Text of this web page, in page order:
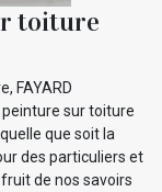
toiture
FAYARD
peinture sur toiture
que soit la
des particuliers et
de nos savoirs